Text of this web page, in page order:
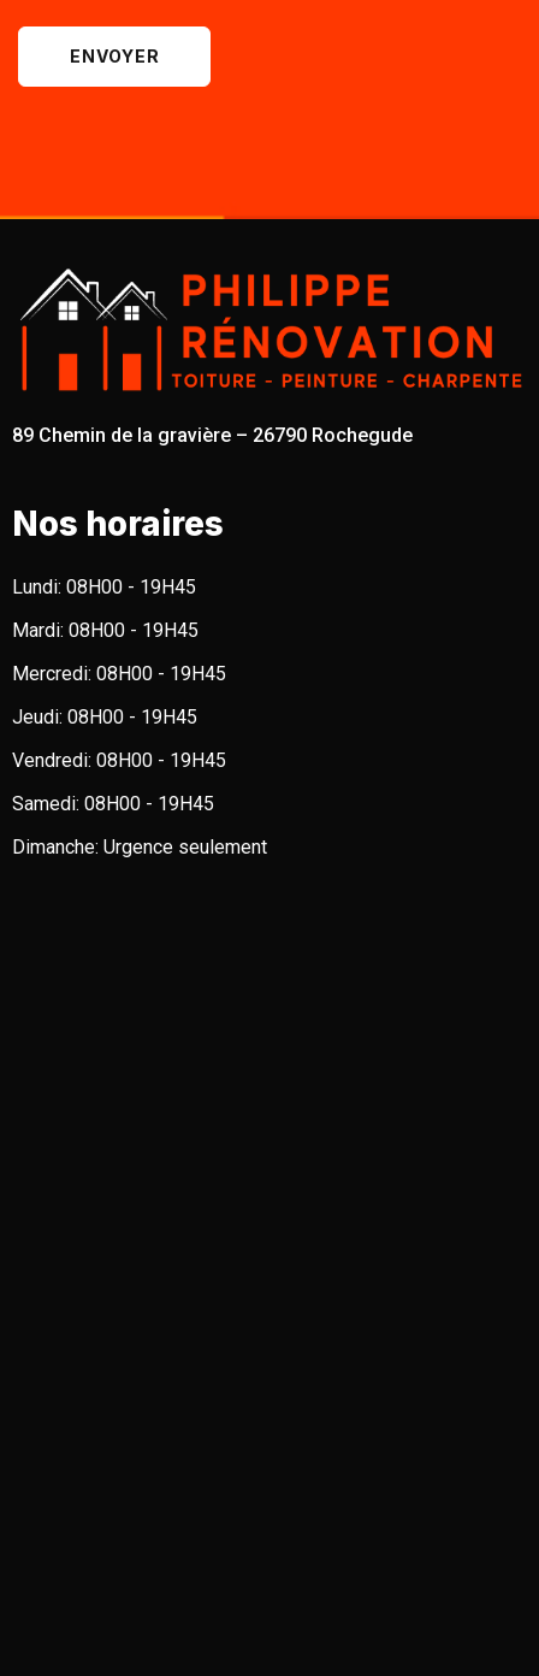
ENVOYER
89 Chemin de la gravière – 26790 Rochegude
Nos horaires
Lundi: 08H00 - 19H45
Mardi: 08H00 - 19H45
Mercredi: 08H00 - 19H45
Jeudi: 08H00 - 19H45
Vendredi: 08H00 - 19H45
Samedi: 08H00 - 19H45
Dimanche: Urgence seulement